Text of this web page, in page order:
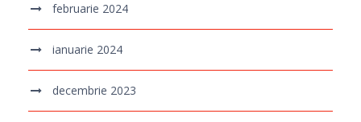
februarie 2024
ianuarie 2024
decembrie 2023